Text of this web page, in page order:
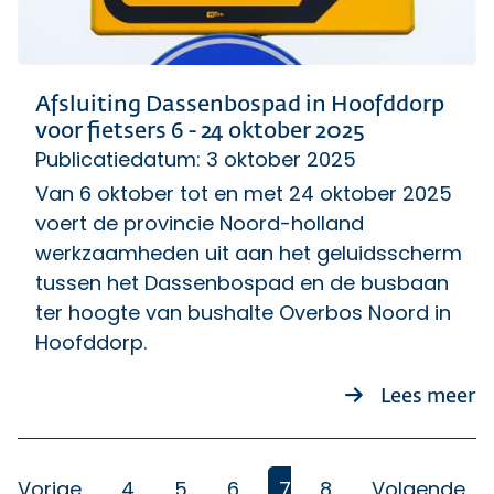
Afsluiting Dassenbospad in Hoofddorp
voor fietsers 6 - 24 oktober 2025
Publicatiedatum: 3 oktober 2025
Van 6 oktober tot en met 24 oktober 2025
voert de provincie Noord-holland
werkzaamheden uit aan het geluidsscherm
tussen het Dassenbospad en de busbaan
ter hoogte van bushalte Overbos Noord in
Hoofddorp.
Lees meer